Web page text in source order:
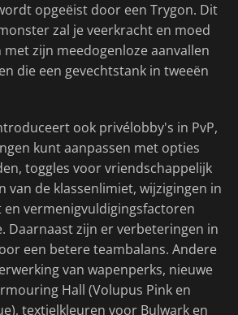
opgeëist door een Trygon. Dit
zal je veerkracht en moed
zijn meedogenloze aanvallen
die een gevechtstank in tweeën
ook privélobby's in PvP,
kunt aanpassen met opties
toggles voor vriendschappelijk
van de klassenlimiet, wijzigingen in
vermenigvuldigingsfactoren
Daarnaast zijn er verbeteringen in
een betere teambalans. Andere
van wapenperks, nieuwe
Hall (Volupus Pink en
textielkleuren voor Bulwark en